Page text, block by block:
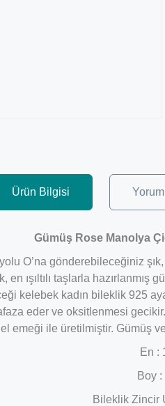
Ürün Bilgisi
Gümüş Rose Manolya
O’na gönderebileceğiniz
ışıltılı taşlarla
kelebek kadın bileklik 925
eder ve oksitlenmesi
emeği ile üretilmiştir. Gümüş
En :
Boy
Bileklik Zincir